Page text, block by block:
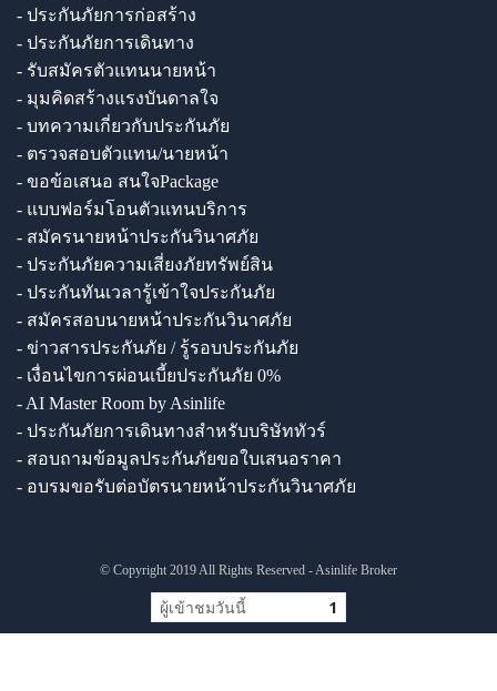
- ประกันภัยการก่อสร้าง
- ประกันภัยการเดินทาง
- รับสมัครตัวแทนนายหน้า
- มุมคิดสร้างแรงบันดาลใจ
- บทความเกี่ยวกับประกันภัย
- ตรวจสอบตัวแทน/นายหน้า
- ขอข้อเสนอ สนใจPackage
- แบบฟอร์มโอนตัวแทนบริการ
- สมัครนายหน้าประกันวินาศภัย
- ประกันภัยความเสี่ยงภัยทรัพย์สิน
- ประกันทันเวลารู้เข้าใจประกันภัย
- สมัครสอบนายหน้าประกันวินาศภัย
- ข่าวสารประกันภัย / รู้รอบประกันภัย
- เงื่อนไขการผ่อนเบี้ยประกันภัย 0%
- AI Master Room by Asinlife
- ประกันภัยการเดินทางสำหรับบริษัททัวร์
- สอบถามข้อมูลประกันภัยขอใบเสนอราคา
- อบรมขอรับต่อบัตรนายหน้าประกันวินาศภัย
© Copyright 2019 All Rights Reserved - Asinlife Broker
ผู้เข้าชมวันนี้ 1